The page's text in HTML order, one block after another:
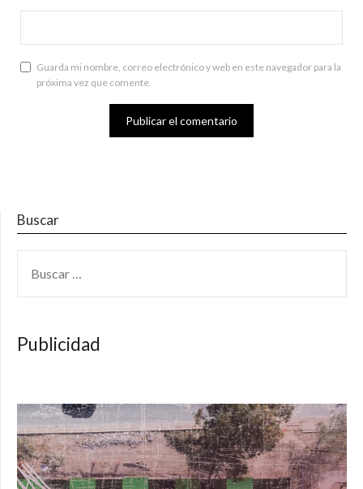
Guarda mi nombre, correo electrónico y web en este navegador para la
próxima vez que comente.
Buscar
Publicidad